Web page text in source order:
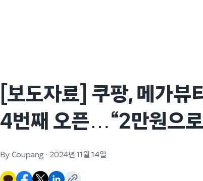
[보도자료] 쿠팡, 메가뷰
4번째 오픈…“2만원으
By Coupang · 2024년 11월 14일